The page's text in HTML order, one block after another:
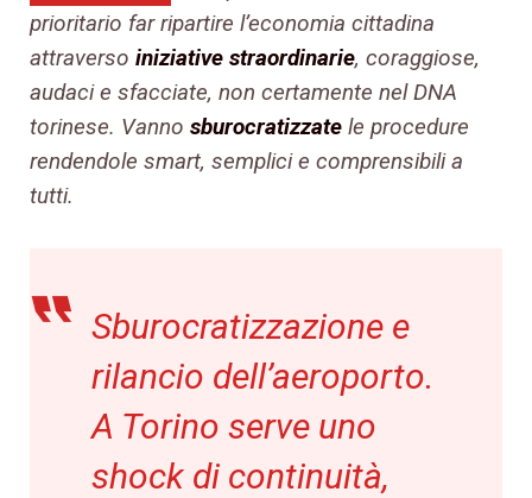
prioritario far ripartire l’economia cittadina
attraverso iniziative straordinarie, coraggiose,
audaci e sfacciate, non certamente nel DNA
torinese. Vanno sburocratizzate le procedure
rendendole smart, semplici e comprensibili a
tutti.
Sburocratizzazione e
rilancio dell’aeroporto.
A Torino serve uno
shock di continuità,